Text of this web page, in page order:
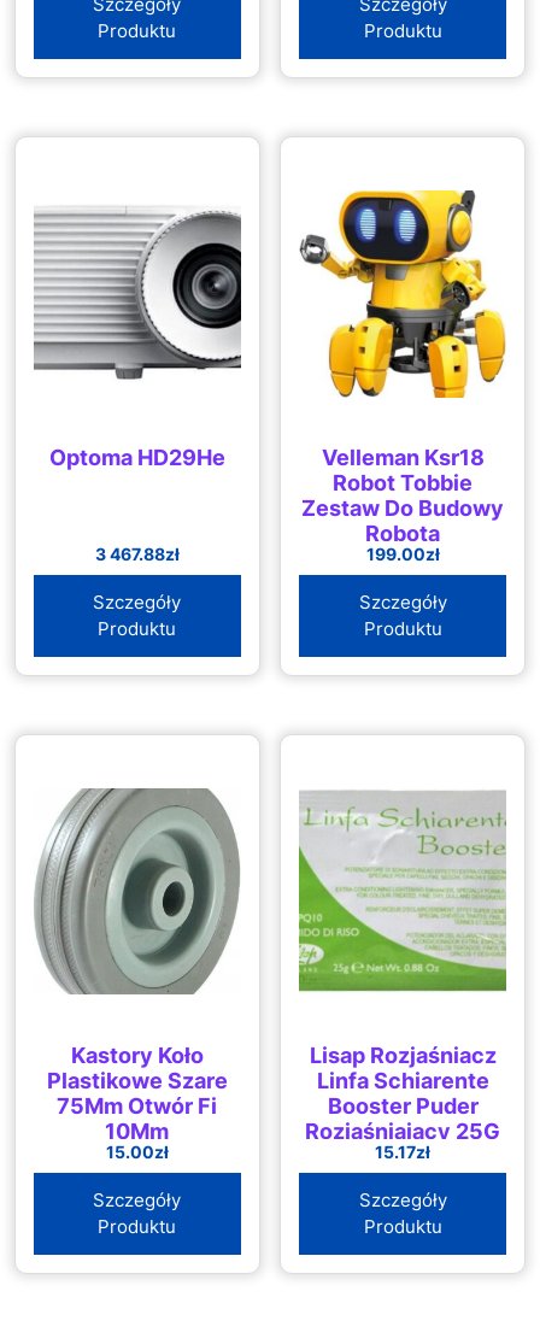
Produktu
Produktu
Optoma HD29He
3 467.88zł
Szczegóły
Produktu
Velleman Ksr18
Robot Tobbie
Zestaw Do Budowy
Robota
199.00zł
Szczegóły
Produktu
Kastory Koło
Plastikowe Szare
75Mm Otwór Fi
10Mm
15.00zł
Szczegóły
Produktu
Lisap Rozjaśniacz
Linfa Schiarente
Booster Puder
Rozjaśniający 25G
15.17zł
Szczegóły
Produktu